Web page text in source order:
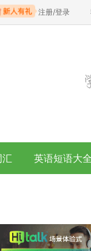
注册/登录
英语短语大全